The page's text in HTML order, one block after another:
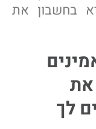
בחשבון את
את
לך